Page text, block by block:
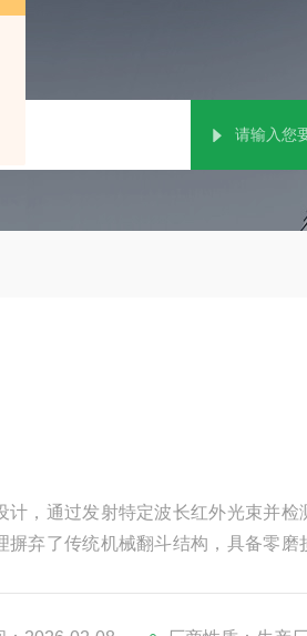
计，通过发射特定波长红外光束并
摒弃了传统机械翻斗结构，具备零
时空分辨率数据输出。传感器集成
用于气象监测、智慧农业、交通管理